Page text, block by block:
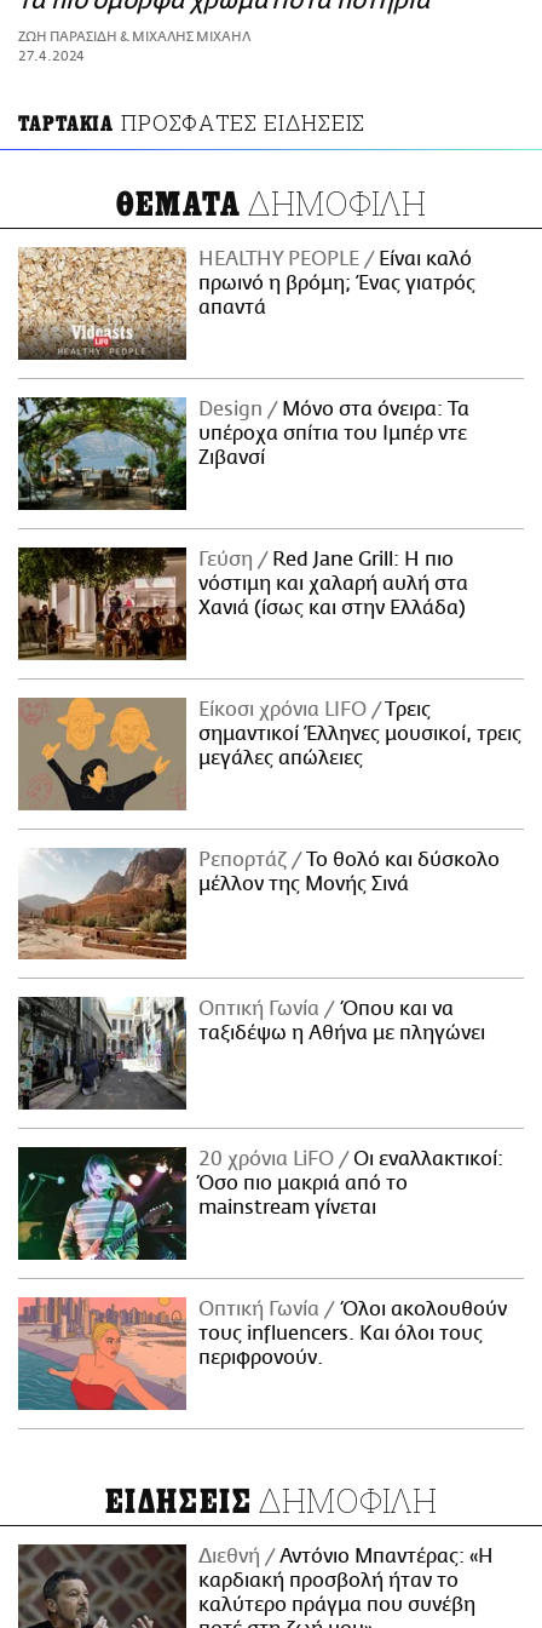
ΑΜΠΑ
PRINT
ΖΩΗ ΠΑΡΑΣΙΔΗ & ΜΙΧΑΛΗΣ ΜΙΧΑΗΛ
27.4.2024
ΤΑΡΤΑΚΙΑ ΠΡΟΣΦΑΤΕΣ ΕΙΔΗΣΕΙΣ
ΘΕΜΑΤΑ ΔΗΜΟΦΙΛΗ
HEALTHY PEOPLE
Είναι καλό
πρωινό η βρόμη; Ένας γιατρός
απαντά
Design
Μόνο στα όνειρα: Τα
υπέροχα σπίτια του Ιμπέρ ντε
Ζιβανσί
Γεύση
Red Jane Grill: Η πιο
νόστιμη και χαλαρή αυλή στα
Χανιά (ίσως και στην Ελλάδα)
Είκοσι χρόνια LIFO
Tρεις
σημαντικοί Έλληνες μουσικοί, τρεις
μεγάλες απώλειες
Ρεπορτάζ
Το θολό και δύσκολο
μέλλον της Μονής Σινά
Οπτική Γωνία
Όπου και να
ταξιδέψω η Αθήνα με πληγώνει
20 χρόνια LiFO
Οι εναλλακτικοί:
Όσο πιο μακριά από το
mainstream γίνεται
Οπτική Γωνία
Όλοι ακολουθούν
τους influencers. Και όλοι τους
περιφρονούν.
ΕΙΔΗΣΕΙΣ ΔΗΜΟΦΙΛΗ
Διεθνή
Αντόνιο Μπαντέρας: «Η
καρδιακή προσβολή ήταν το
καλύτερο πράγμα που συνέβη